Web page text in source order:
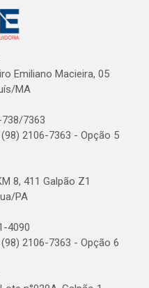
Emiliano Macieira, 05
MA
7363
2106-7363 - Opção 5
8, 411 Galpão Z1
PA
4090
2106-7363 - Opção 6